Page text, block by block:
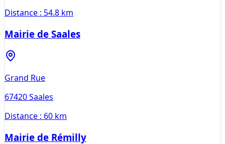
Distance : 54.8 km
Mairie de Saales
Grand Rue
67420Saales
Distance : 60 km
Mairie de Rémilly